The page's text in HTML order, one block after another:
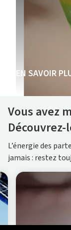
EN SAVOIR
Vous avez
Découvrez-
L’énergie des
jamais : restez